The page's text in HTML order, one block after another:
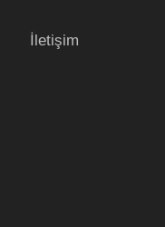
İletişim